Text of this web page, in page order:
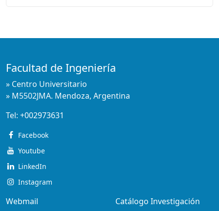
Facultad de Ingeniería
» Centro Universitario
» M5502JMA. Mendoza, Argentina
Tel: +002973631
Facebook
Youtube
LinkedIn
Instagram
Webmail
Catálogo Investigación